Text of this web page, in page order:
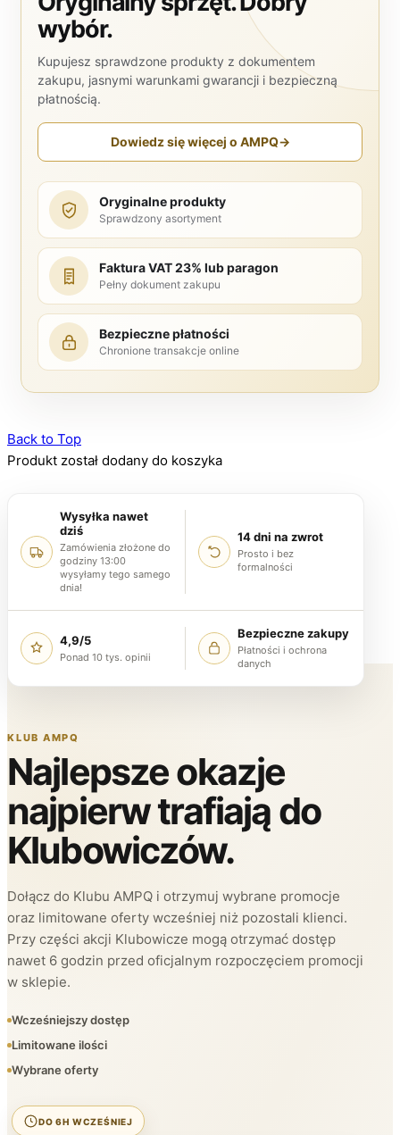
wybór.
Kupujesz sprawdzone produkty z dokumentem
zakupu, jasnymi warunkami gwarancji i bezpieczną
płatnością.
Dowiedz się więcej o AMPQ→
Oryginalne produkty
Sprawdzony asortyment
Faktura VAT 23% lub paragon
Pełny dokument zakupu
Bezpieczne płatności
Chronione transakcje online
Back to Top
Produkt został dodany do koszyka
Wysyłka nawet
dziś
Zamówienia złożone do
godziny 13:00
wysyłamy tego samego
dnia!
14 dni na zwrot
Prosto i bez
formalności
4,9/5
Ponad 10 tys. opinii
Bezpieczne zakupy
Płatności i ochrona
danych
KLUB AMPQ
Najlepsze okazje
najpierw trafiają do
Klubowiczów.
Dołącz do Klubu AMPQ i otrzymuj wybrane promocje
oraz limitowane oferty wcześniej niż pozostali klienci.
Przy części akcji Klubowicze mogą otrzymać dostęp
nawet 6 godzin przed oficjalnym rozpoczęciem promocji
w sklepie.
Wcześniejszy dostęp
Limitowane ilości
Wybrane oferty
DO 6H WCZEŚNIEJ